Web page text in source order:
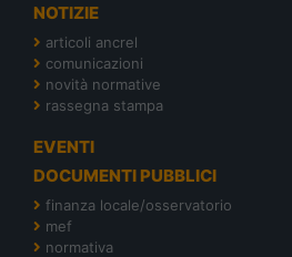
NOTIZIE
articoli ancrel
comunicazioni
novità normative
rassegna stampa
EVENTI
DOCUMENTI PUBBLICI
finanza locale/osservatorio
mef
normativa